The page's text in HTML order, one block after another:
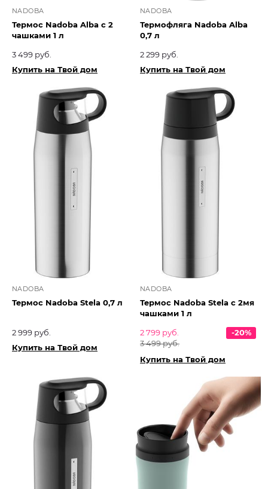
NADOBA
Термос Nadoba Alba с 2
чашками 1 л
3 499 руб.
Купить на Твой дом
NADOBA
Термофляга Nadoba Alba
0,7 л
2 299 руб.
Купить на Твой дом
NADOBA
Термос Nadoba Stela 0,7 л
2 999 руб.
Купить на Твой дом
NADOBA
Термос Nadoba Stela с 2мя
чашками 1 л
2 799 руб.
3 499 руб.
-20%
Купить на Твой дом